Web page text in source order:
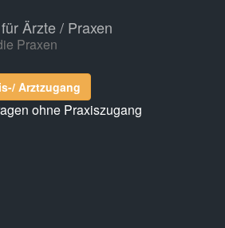
Ärzte / Praxen
Praxen
Arztzugang
ohne Praxiszugang